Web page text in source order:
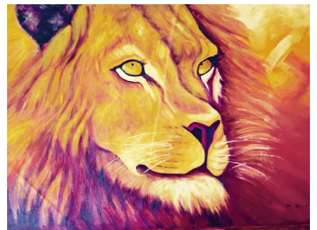
HAITIANISCHE BILDER
POP ART
ZEITGENÖSSISCHE KUNST
AKT
GOLF
NACH GRÖSSE
SONDERANGEBOTE
VERKAUFT